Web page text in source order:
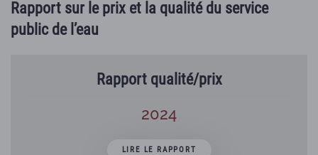
Rapport sur le prix et la qualité du service
public de l’eau
Rapport qualité/prix
2024
LIRE LE RAPPORT